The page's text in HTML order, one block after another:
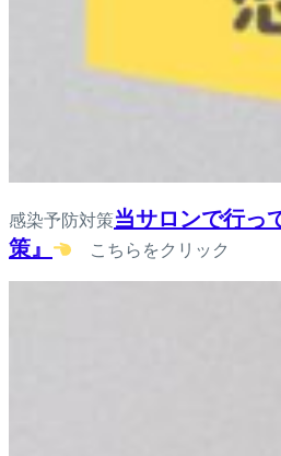
感染予防対策当サロンで行っ
策』
こちらをクリック